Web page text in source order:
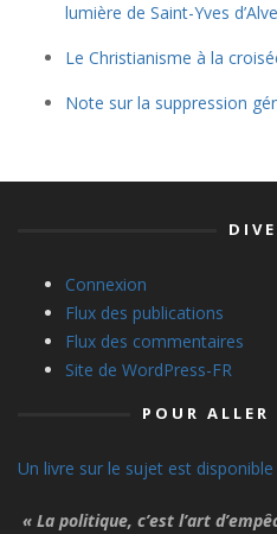
lumière de Saint-Yves
Le Christianisme à la
Note sur la suppression
Connexion
Flux des publications
Flux des commentaires
Site de WordPress-FR
POUR
Un livre sur le sujet est
« La politique, c’est l’art